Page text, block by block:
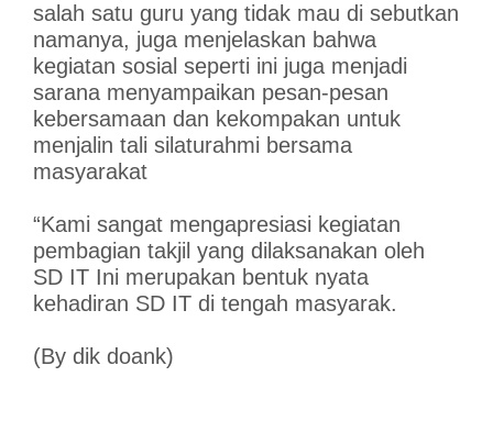
salah satu guru yang tidak mau di sebutkan
namanya, juga menjelaskan bahwa
kegiatan sosial seperti ini juga menjadi
sarana menyampaikan pesan-pesan
kebersamaan dan kekompakan untuk
menjalin tali silaturahmi bersama
masyarakat
“Kami sangat mengapresiasi kegiatan
pembagian takjil yang dilaksanakan oleh
SD IT Ini merupakan bentuk nyata
kehadiran SD IT di tengah masyarak.
(By dik doank)